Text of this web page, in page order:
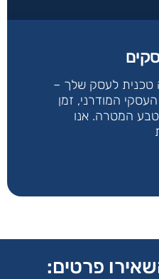
טכנית לעסק שלך –
המודרני, זמן
המטרה. אנו
פרטים: